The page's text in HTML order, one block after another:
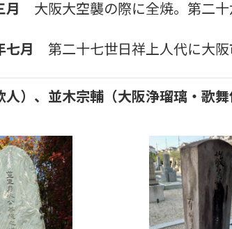
月 大阪大空襲の際に全焼。第二十
七月 第二十七世日祥上人代に大阪
人）、並木宗輔（大阪浄瑠璃・歌